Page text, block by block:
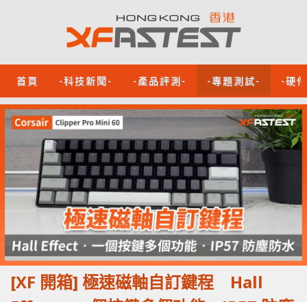
首頁 -科技新聞- -產品評測- -專題測試- -硬
[XF 開箱] 極速磁軸自訂鍵程 Hall